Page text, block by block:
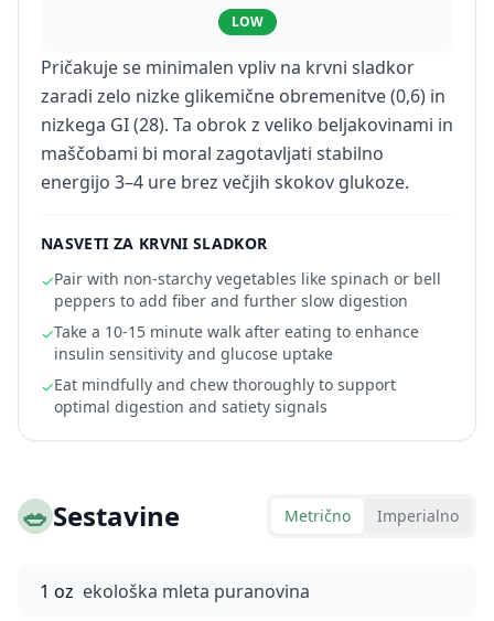
LOW
Pričakuje se minimalen vpliv na krvni sladkor
zaradi zelo nizke glikemične obremenitve (0,6) in
nizkega GI (28). Ta obrok z veliko beljakovinami in
maščobami bi moral zagotavljati stabilno
energijo 3–4 ure brez večjih skokov glukoze.
NASVETI ZA KRVNI SLADKOR
✓Pair with non-starchy vegetables like spinach or bell
peppers to add fiber and further slow digestion
✓Take a 10-15 minute walk after eating to enhance
insulin sensitivity and glucose uptake
✓Eat mindfully and chew thoroughly to support
optimal digestion and satiety signals
🥗Sestavine Metrično Imperialno
1 oz ekološka mleta puranovina